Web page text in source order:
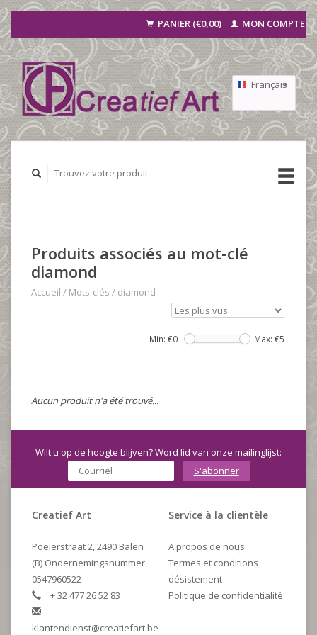
PANIER (€0,00) MON COMPTE
Français
Nederlands
Produits associés au mot-clé
diamond
Accueil / Mots-clés / diamond
Min: €0 Max: €5
Aucun produit n'a été trouvé...
Wilt u op de hoogte blijven? Word lid van onze mailinglijst:
S'abonner
Creatief Art
Poeierstraat 2, 2490 Balen
(B) Ondernemingsnummer
0547960522
+ 32 477 26 52 83
klantendienst@creatiefart.be
Service à la clientèle
A propos de nous
Termes et conditions
désistement
Politique de confidentialité